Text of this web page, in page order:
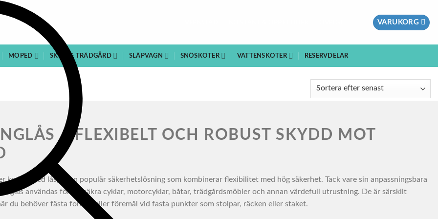
VARUKORG
MOPED SKOG & TRÄDGÅRD SLÄPVAGN SNÖSKOTER VATTENSKOTER RESERVDELAR
– FLEXIBELT OCH ROBUST SKYDD MOT
kedjor med lås, är en populär säkerhetslösning som kombinerar flexibilitet med hög säkerhet. Tack vare sin anpassningsbara
användas för att säkra cyklar, motorcyklar, båtar, trädgårdsmöbler och annan värdefull utrustning. De är särskilt
du behöver fästa fordon eller föremål vid fasta punkter som stolpar, räcken eller staket.